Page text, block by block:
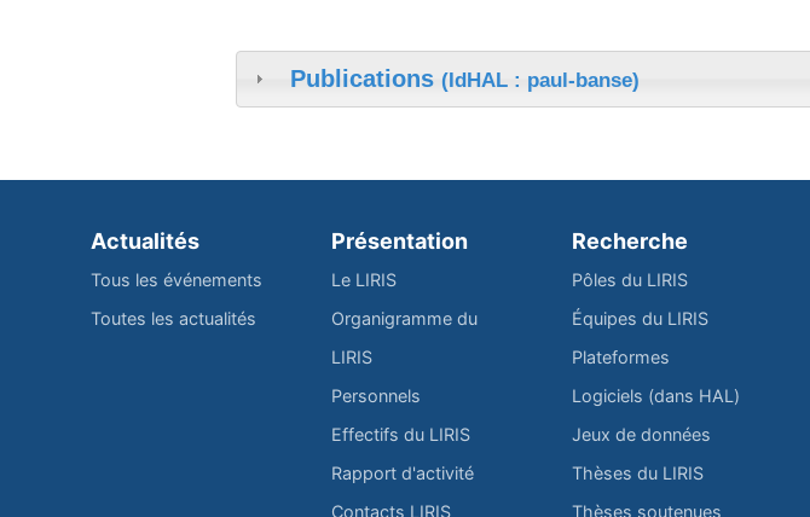
Publications (IdHAL : paul-banse)
Actualités
Tous les événements
Toutes les actualités
Présentation
Le LIRIS
Organigramme du
LIRIS
Personnels
Effectifs du LIRIS
Rapport d'activité
Contacts LIRIS
Recherche
Pôles du LIRIS
Équipes du LIRIS
Plateformes
Logiciels (dans HAL)
Jeux de données
Thèses du LIRIS
Thèses soutenues